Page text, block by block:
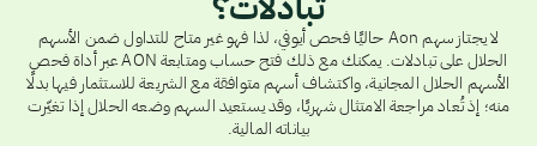
لا يجتاز سهم Aon حاليًا فحص أيوفي، لذا فهو غير متاح للتداول ضمن الأسهم
الحلال على تبادلات. يمكنك مع ذلك فتح حساب ومتابعة AON عبر أداة فحص
الأسهم الحلال المجانية، واكتشاف أسهم متوافقة مع الشريعة للاستثمار فيها بدلًا
منه؛ إذ تُعاد مراجعة الامتثال شهريًا، وقد يستعيد السهم وضعه الحلال إذا تغيّرت
بياناته المالية.